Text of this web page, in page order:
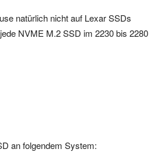
natürlich nicht auf Lexar SSDs
NVME M.2 SSD im 2230 bis 2280
an folgendem System: